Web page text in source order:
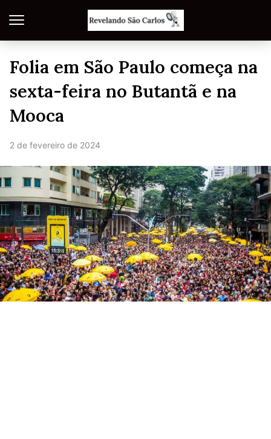
Folia em São Paulo começa na
sexta-feira no Butantã e na
Mooca
2 de fevereiro de 2024